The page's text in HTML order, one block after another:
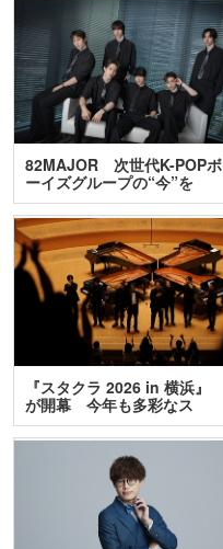
82MAJOR 次世代K-POPボ
ーイズグループの“今”を
訊…
『スタクラ 2026 in 横浜』
が開幕 今年も多彩なス
テ…